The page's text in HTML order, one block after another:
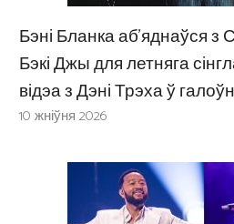
Бэні Бланка аб’яднаўся з
Бэкі Джы для летняга
відэа з Дэні Трэха ў
10 жніўня 2026